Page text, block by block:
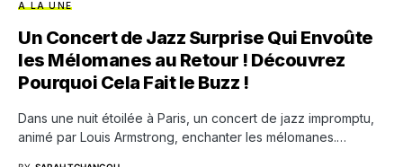
A LA UNE
Un Concert de Jazz Surprise Qui Envoûte
les Mélomanes au Retour ! Découvrez
Pourquoi Cela Fait le Buzz !
Dans une nuit étoilée à Paris, un concert de jazz impromptu,
animé par Louis Armstrong, enchanter les mélomanes.…